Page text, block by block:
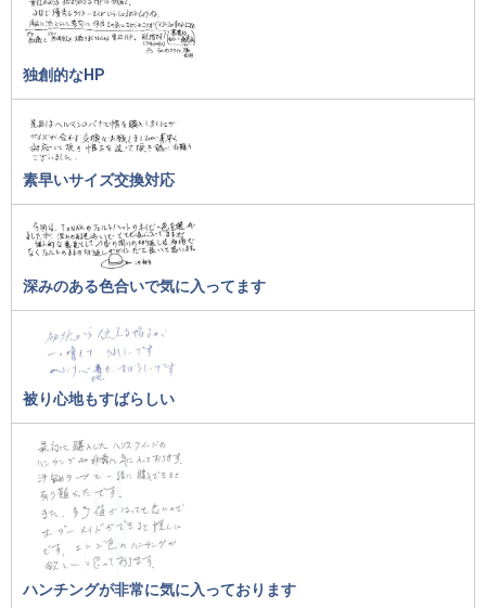
独創的なHP
素早いサイズ交換対応
深みのある色合いで気に入ってます
被り心地もすばらしい
ハンチングが非常に気に入っております